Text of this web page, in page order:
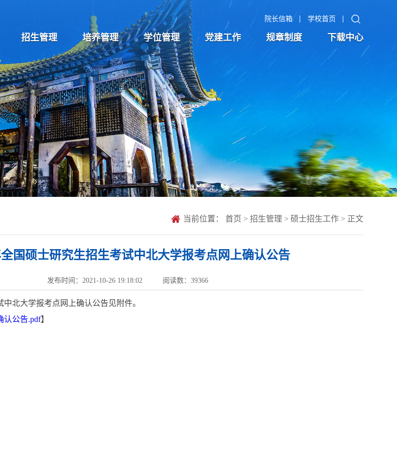
院长信箱 学校首页
招生管理 培养管理 学位管理 党建工作 规章制度 下载中心
当前位置： 首页 > 招生管理 > 硕士招生工作> 正文
全国硕士研究生招生考试中北大学报考点网上确认公告
发布时间：2021-10-26 19:18:02 阅读数： 39366
北大学报考点网上确认公告见附件。
认公告.pdf】